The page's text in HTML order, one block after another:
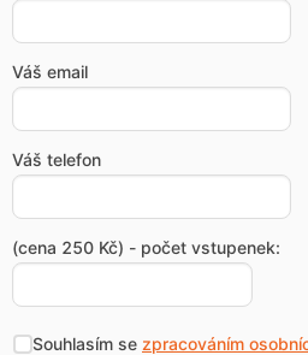
Váš email
Váš telefon
(cena 250 Kč) - počet vstupenek:
Souhlasím se zpracováním